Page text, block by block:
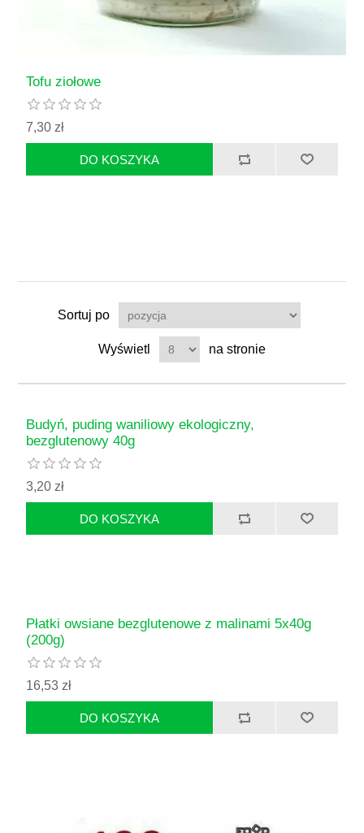
Tofu ziołowe
7,30 zł
Sortuj po
Wyświetl na stronie
Budyń, puding waniliowy ekologiczny,
bezglutenowy 40g
3,20 zł
Płatki owsiane bezglutenowe z malinami 5x40g
(200g)
16,53 zł